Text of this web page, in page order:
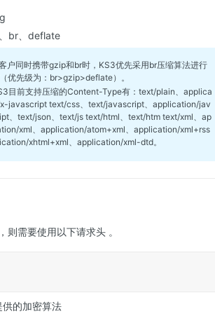
br、deflate
户同时携带gzip和br时，KS3优先采用br压缩算法进行
优先级为：br>gzip>deflate）。
目前支持压缩的Content-Type有：text/plain、applica
javascript text/css、text/javascript、application/jav
、text/json、text/js text/html、text/htm text/xml、ap
xml、application/atom+xml、application/xml+rss
xhtml+xml、application/xml-dtd。
需要使用以下请求头 。
供的加密算法